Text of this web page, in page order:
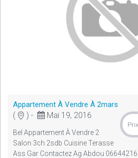
Appartement À Vendre À 2mars
( ) - Mai 19, 2016
Bel Appartement À Vendre 2
Salon 3ch 2sdb Cuisine Terasse
Ass Gar Contactez Ag Abdou